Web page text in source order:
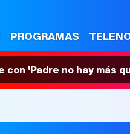
PROGRAMAS
'Padre no hay más